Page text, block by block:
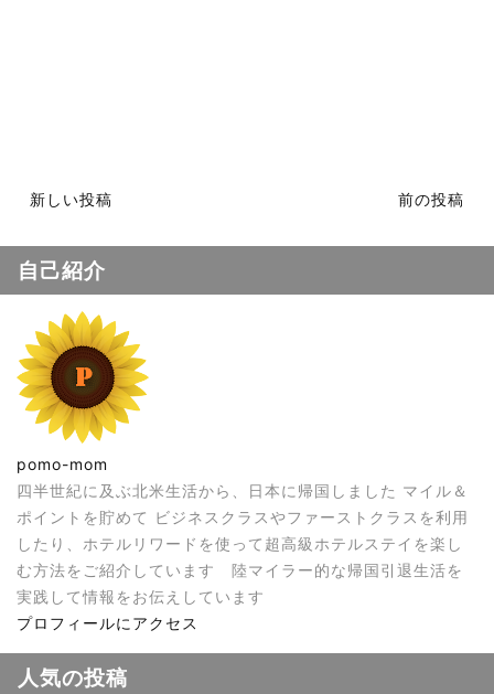
新しい投稿 前の投稿
自己紹介
pomo-mom
四半世紀に及ぶ北米生活から、日本に帰国しました マイル＆
ポイントを貯めて ビジネスクラスやファーストクラスを利用
したり、ホテルリワードを使って超高級ホテルステイを楽し
む方法をご紹介しています 陸マイラー的な帰国引退生活を
実践して情報をお伝えしています
プロフィールにアクセス
人気の投稿